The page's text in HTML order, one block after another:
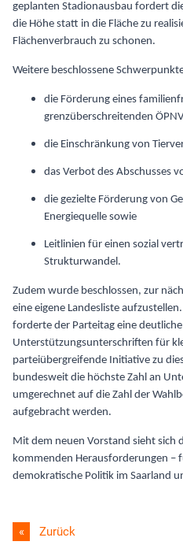
geplanten Stadionausbau fordert
die Höhe statt in die Fläche zu
Flächenverbrauch zu schonen.
Weitere beschlossene
die Förderung eines
grenzüberschreitenden
die Einschränkung von
das Verbot des Abschusses
die gezielte Förderung von
Energiequelle sowie
Leitlinien für einen sozial
Strukturwandel.
Zudem wurde beschlossen, zur
eine eigene Landesliste
forderte der Parteitag eine
Unterstützungsunterschriften für
parteiübergreifende Initiative zu
bundesweit die höchste Zahl an
umgerechnet auf die Zahl der
aufgebracht werden.
Mit dem neuen Vorstand sieht sich
kommenden Herausforderungen –
demokratische Politik im Saarland
Zurück